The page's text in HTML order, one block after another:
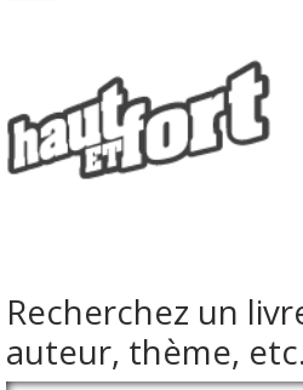
Recherchez un
auteur, thème,